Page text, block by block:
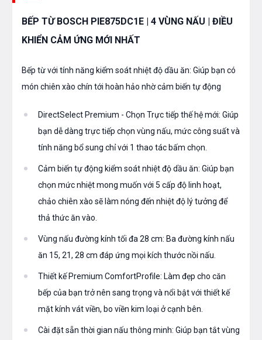
BẾP TỪ BOSCH PIE875DC1E | 4 VÙNG NẤU | ĐIỀU
KHIỂN CẢM ỨNG MỚI NHẤT
Bếp từ với tính năng kiểm soát nhiệt độ dầu ăn: Giúp bạn có
món chiên xào chín tới hoàn hảo nhờ cảm biến tự động
DirectSelect Premium - Chọn Trực tiếp thế hệ mới: Giúp
bạn dễ dàng trực tiếp chọn vùng nấu, mức công suất và
tính năng bổ sung chỉ với 1 thao tác bấm chọn.
Cảm biến tự động kiểm soát nhiệt độ dầu ăn: Giúp bạn
chọn mức nhiệt mong muốn với 5 cấp độ linh hoạt,
chảo chiên xào sẽ làm nóng đến nhiệt độ lý tưởng để
thả thức ăn vào.
Vùng nấu đường kính tối đa 28 cm: Ba đường kính nấu
ăn 15, 21, 28 cm đáp ứng mọi kích thước nồi nấu.
Thiết kế Premium ComfortProfile: Làm đẹp cho căn
bếp của bạn trở nên sang trọng và nổi bật với thiết kế
mặt kính vát viền, bo viền kim loại ở cạnh bên.
Cài đặt sẵn thời gian nấu thông minh: Giúp bạn tắt vùng